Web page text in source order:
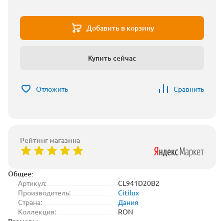
Общее:
Артикул:
CL941D20B2
Производитель:
Citilux
Страна:
Дания
Коллекция:
RON
Добавить в корзину
Купить сейчас
Отложить Сравнить
Рейтинг магазина